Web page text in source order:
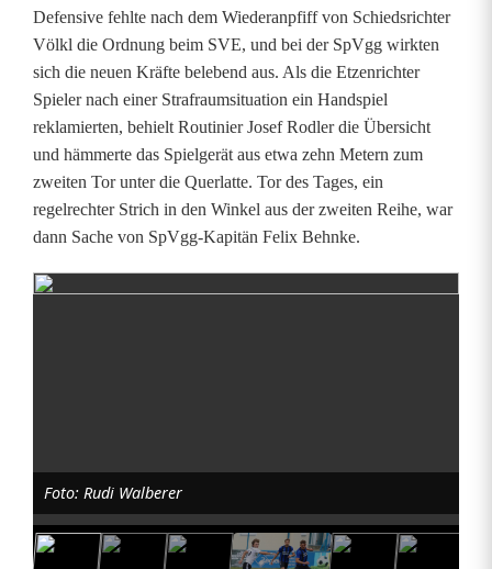
P
a
u
s
e
l
E
t
Defensive fehlte nach dem Wiederanpfiff von Schiedsrichter
Völkl die Ordnung beim SVE, und bei der SpVgg wirkten
sich die neuen Kräfte belebend aus. Als die Etzenrichter
Spieler nach einer Strafraumsituation ein Handspiel
reklamierten, behielt Routinier Josef Rodler die Übersicht
und hämmerte das Spielgerät aus etwa zehn Metern zum
zweiten Tor unter die Querlatte. Tor des Tages, ein
regelrechter Strich in den Winkel aus der zweiten Reihe, war
dann Sache von SpVgg-Kapitän Felix Behnke.
Foto: Rudi Walberer